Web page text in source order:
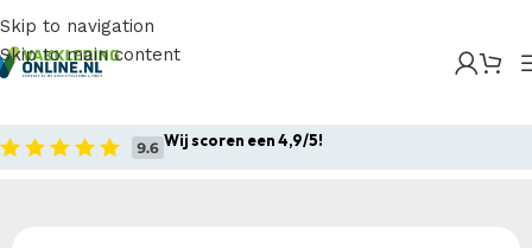
Skip to navigation
Skip to main content
Wij scoren een 4,9/5!
Poloshirts/ Tricorp – Poloshirt 180 Gram